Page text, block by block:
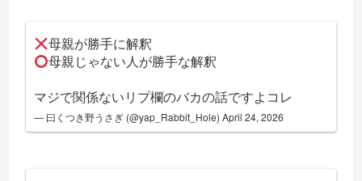
母親が勝手に解釈
母親じゃない人が勝手な解釈
マジで関係ないリプ欄のバカの話ですよコレ
— 曰くつき野うさぎ (@yap_Rabbit_Hole)April 24, 2026